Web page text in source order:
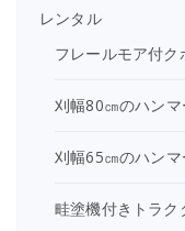
レンタル
フレールモア付ク
刈幅80㎝のハン
刈幅65㎝のハン
畦塗機付きトラク